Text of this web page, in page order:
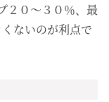
２０～３０％、最
ないのが利点で